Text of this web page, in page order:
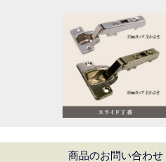
商品のお問い合わせ